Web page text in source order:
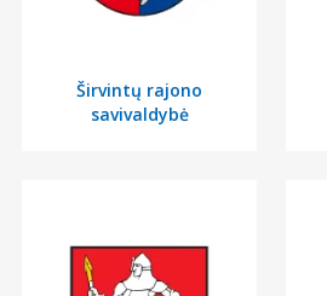
Širvintų rajono
savivaldybė